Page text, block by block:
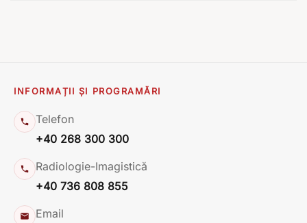
INFORMAȚII ȘI PROGRAMĂRI
Telefon
+40 268 300 300
Radiologie-Imagistică
+40 736 808 855
Email